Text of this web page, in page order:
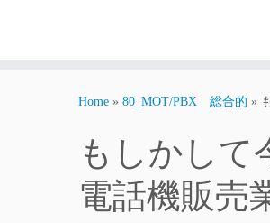
Home » 80_MOT/PBX 総合的 »
もしかして
電話機販